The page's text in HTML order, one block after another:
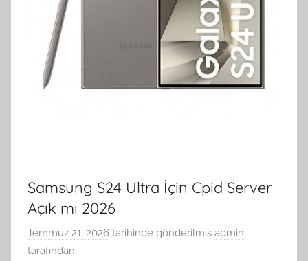
Samsung S24 Ultra İçin Cpid Server
Açık mı 2026
Temmuz 21, 2026 tarihinde gönderilmiş admin
tarafından